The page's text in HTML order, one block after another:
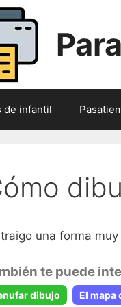
de infantil
una forma
te puede
dibujo El mapa